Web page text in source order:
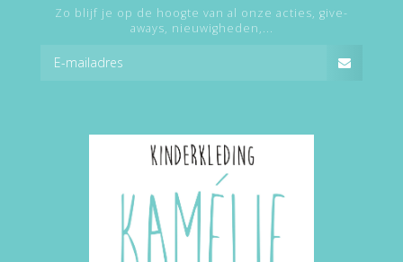
Zo blijf je op de hoogte van al onze acties, give-
aways, nieuwigheden,...